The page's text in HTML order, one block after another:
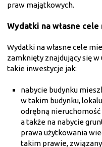
praw majątkowych.
Wydatki na własne
Wydatki na własne cele
zamknięty znajdujący się
takie inwestycje jak:
nabycie budynku
w takim budynku,
odrębną nieruchomość
a także na nabycie
prawa użytkowania
takim prawie,